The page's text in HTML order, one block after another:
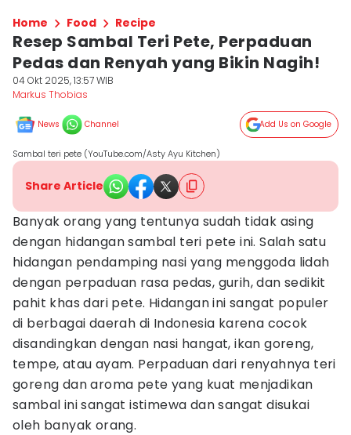
Home Food Recipe
Resep Sambal Teri Pete, Perpaduan
Pedas dan Renyah yang Bikin Nagih!
04 Okt 2025, 13:57 WIB
Markus Thobias
News Channel Add Us on Google
Sambal teri pete (YouTube.com/Asty Ayu Kitchen)
Share Article
Banyak orang yang tentunya sudah tidak asing
dengan hidangan sambal teri pete ini. Salah satu
hidangan pendamping nasi yang menggoda lidah
dengan perpaduan rasa pedas, gurih, dan sedikit
pahit khas dari pete. Hidangan ini sangat populer
di berbagai daerah di Indonesia karena cocok
disandingkan dengan nasi hangat, ikan goreng,
tempe, atau ayam. Perpaduan dari renyahnya teri
goreng dan aroma pete yang kuat menjadikan
sambal ini sangat istimewa dan sangat disukai
oleh banyak orang.